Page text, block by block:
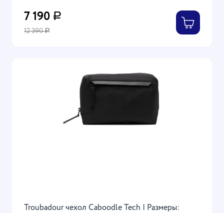
7 190 Р
12 390Р
Troubadour чехол Caboodle Tech | Размеры: